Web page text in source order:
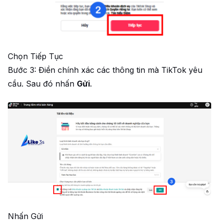
Chọn Tiếp Tục
Bước 3: Điền chính xác các thông tin mà TikTok yêu
cầu. Sau đó nhấn Gửi.
Nhấn Gửi